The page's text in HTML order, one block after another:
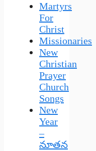
Martyrs
For
Christ
Missionaries
New
Christian
Prayer
Church
Songs
New
Year
–
నూతన